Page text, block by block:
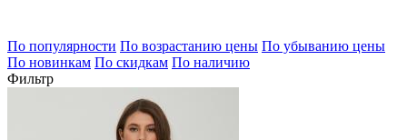
По популярности По возрастанию цены По убыванию цены
По новинкам По скидкам По наличию
Фильтр